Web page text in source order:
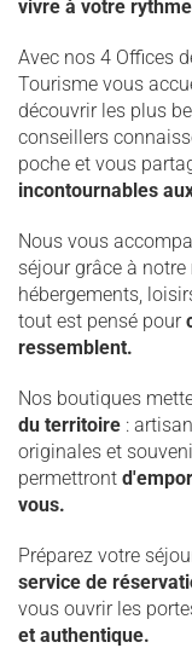
vivre à votre
Avec nos 4 Offices
Tourisme vous
découvrir les plus
conseillers
poche et vous
incontournables
Nous vous
séjour grâce à notre
hébergements,
tout est pensé pour
ressemblent.
Nos boutiques
du territoire :
originales et
permettront
vous.
Préparez votre
service de
vous ouvrir les
et authentique.